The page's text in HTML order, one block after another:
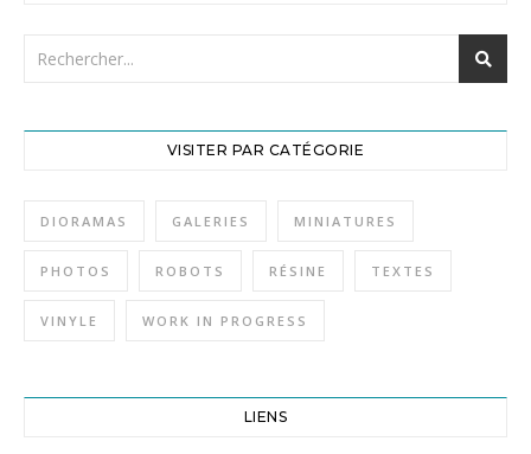
VISITER PAR CATÉGORIE
DIORAMAS GALERIES MINIATURES
PHOTOS ROBOTS RÉSINE TEXTES
VINYLE WORK IN PROGRESS
LIENS